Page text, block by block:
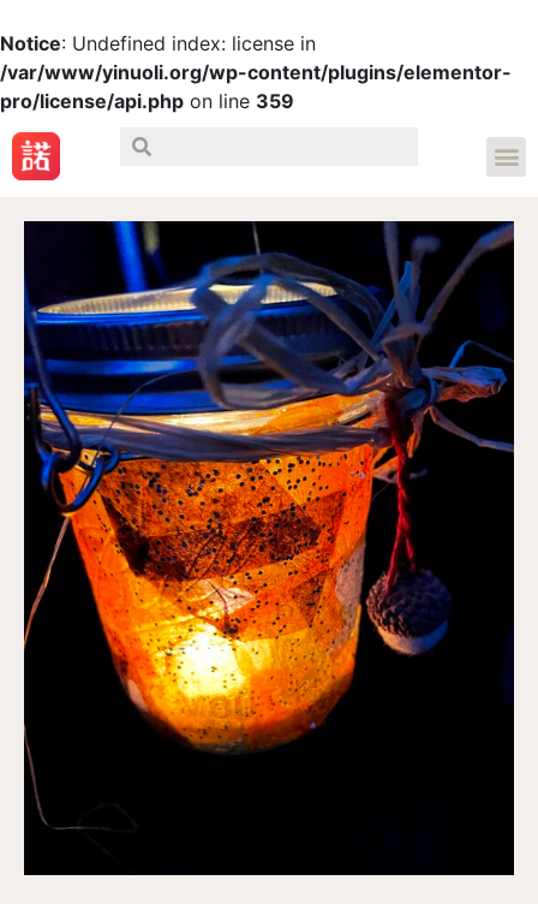
Notice: Undefined index: license in
/var/www/yinuoli.org/wp-content/plugins/elementor-
pro/license/api.php on line 359